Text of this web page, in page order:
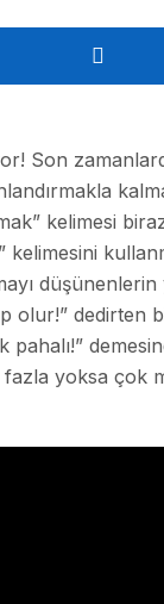
Son
kelimesi
kelimesini
olur!” dedirten
pahalı!”
yoksa çok